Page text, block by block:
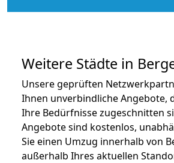
Weitere Städte in
Unsere geprüften
Ihnen unverbindliche Angebote,
Ihre Bedürfnisse zugeschnitten
Angebote sind kostenlos,
Sie einen Umzug innerhalb von
außerhalb Ihres aktuellen